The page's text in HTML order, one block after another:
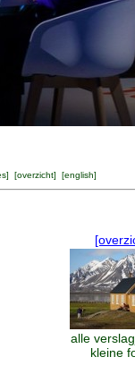
] [overzicht] [english]
alle
kleine